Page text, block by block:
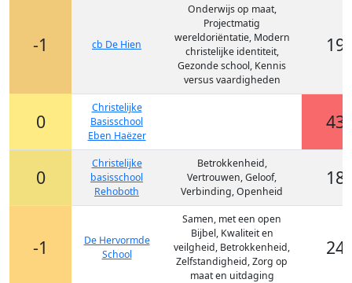
-1 cb De Hien
Onderwijs op maat,
Projectmatig
wereldoriëntatie, Modern
christelijke identiteit,
Gezonde school, Kennis
versus vaardigheden
0
Christelijke
Basisschool
Eben Haëzer
0
Christelijke
basisschool
Rehoboth
Betrokkenheid,
Vertrouwen, Geloof,
Verbinding, Openheid
-1
De Hervormde
School
Samen, met een open
Bijbel, Kwaliteit en
veilgheid, Betrokkenheid,
Zelfstandigheid, Zorg op
maat en uitdaging